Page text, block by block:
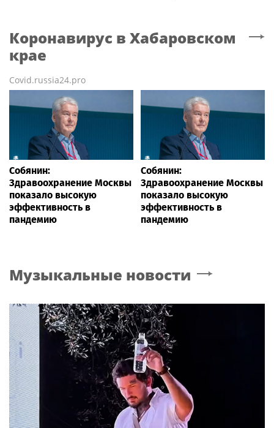
Коронавирус в Хабаровском
крае
Covid.russia24.pro
Собянин:
Здравоохранение Москвы
показало высокую
эффективность в
пандемию
Собянин:
Здравоохранение Москвы
показало высокую
эффективность в
пандемию
Музыкальные новости